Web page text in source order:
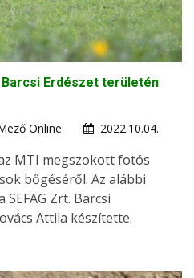
Erdészet területén
Online
2022.10.04.
MTI megszokott fotós
bőgéséről. Az alábbi
Zrt. Barcsi
Attila készítette.